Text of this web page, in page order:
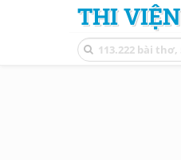
THI VIỆN